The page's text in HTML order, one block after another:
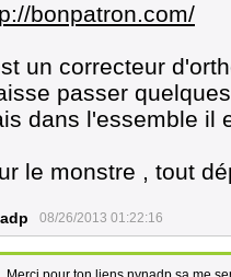
bonpatron.com/
un correcteur
passer
dans l'essemble il
le monstre , tout
08/26/2013 01:22:16